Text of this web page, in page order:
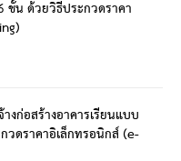
ชั้น ด้วยวิธีประกวดราคา
งก่อสร้างอาคารเรียนแบบ
ดราคาอิเล็กทรอนิกส์ (e-